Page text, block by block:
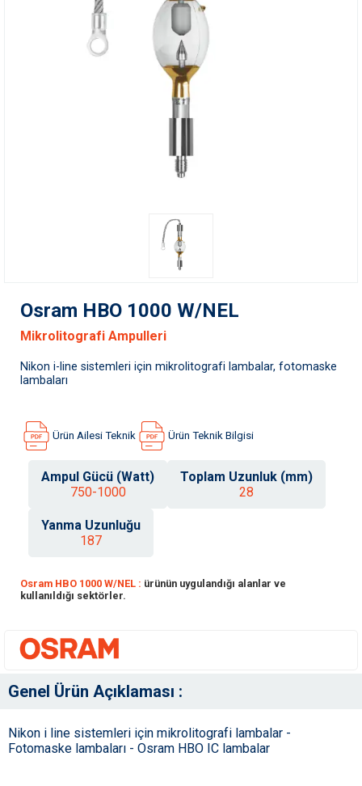
Osram HBO 1000 W/NEL
Mikrolitografi Ampulleri
Nikon i-line sistemleri için mikrolitografi lambalar, fotomaske
lambaları
Ürün Ailesi Teknik Ürün Teknik Bilgisi
Ampul Gücü (Watt)
750-1000
Toplam Uzunluk (mm)
28
Yanma Uzunluğu
187
Osram HBO 1000 W/NEL : ürünün uygulandığı alanlar ve
kullanıldığı sektörler.
Genel Ürün Açıklaması :
Nikon i line sistemleri için mikrolitografi lambalar -
Fotomaske lambaları - Osram HBO IC lambalar